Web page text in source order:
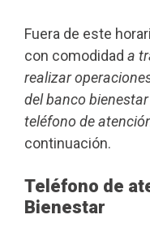
Fuera de este
con comodidad a
realizar
del banco
teléfono de
continuación.
Teléfono de
Bienestar